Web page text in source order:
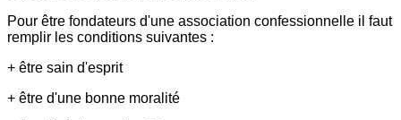
Pour être fondateurs d'une association confessionnelle il faut
remplir les conditions suivantes :
+ être sain d'esprit
+ être d'une bonne moralité